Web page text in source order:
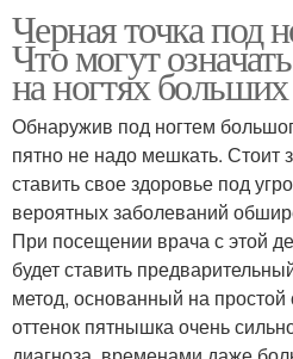
Черная точка под
Что могут
на ногтях
Обнаружив под ногтем
пятно не надо мешкать. Стоит
ставить свое здоровье под
вероятных заболеваний
При посещении врача с этой
будет ставить
метод, основанный на простой
оттенок пятнышка очень